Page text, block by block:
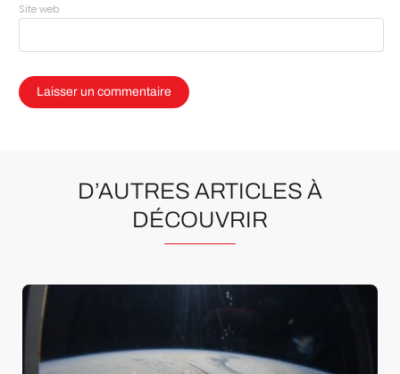
Site web
D’AUTRES ARTICLES À
DÉCOUVRIR